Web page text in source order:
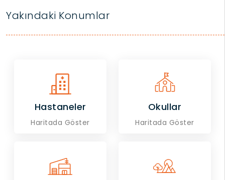
Yakındaki Konumlar
Hastaneler
Haritada Göster
Okullar
Haritada Göster